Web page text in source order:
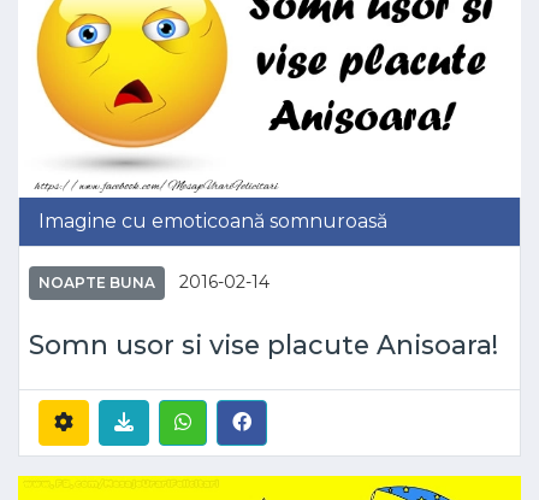
Imagine cu emoticoană somnuroasă
NOAPTE BUNA 2016-02-14
Somn usor si vise placute Anisoara!